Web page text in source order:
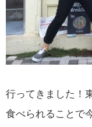
行ってきました！
食べられることで